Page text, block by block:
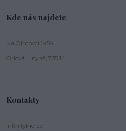
Kde nás najdete
Na Olmovci 1454
Orlová Lutyně, 735 14
Kontakty
InfinityPierce